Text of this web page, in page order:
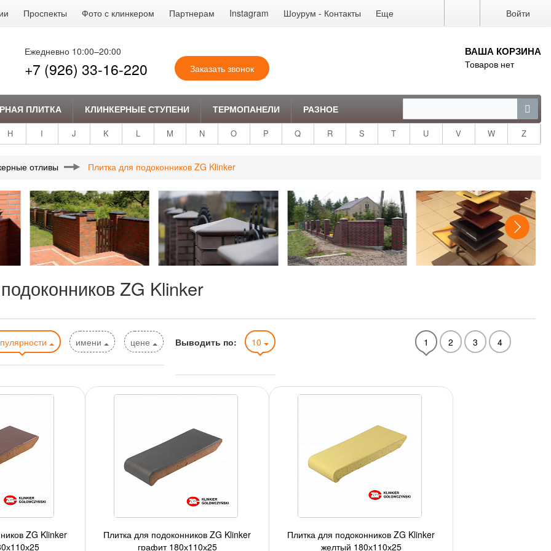
Войти
Проспекты Фото с клинкером Партнерам Instagram Шоурум - Контакты Еще
ВАША КОРЗИНА
Товаров нет
Ежедневно 10:00–20:00
+7 (926) 33-16-220 Заказать звонок
ПЛИТКА КЛИНКЕРНЫЕ СТУПЕНИ ТЕРМОПАНЕЛИ РАЗНОЕ
H I J K L M N O P Q R S T U V W Z
отливы Плитка для подоконников ZG Klinker
ZG Klinker
имени цене Выводить по: 10 1 2 3 4
ZG Klinker
Плитка для подоконников ZG Klinker
графит 180х110х25
Плитка для подоконников ZG Klinker
желтый 180х110х25